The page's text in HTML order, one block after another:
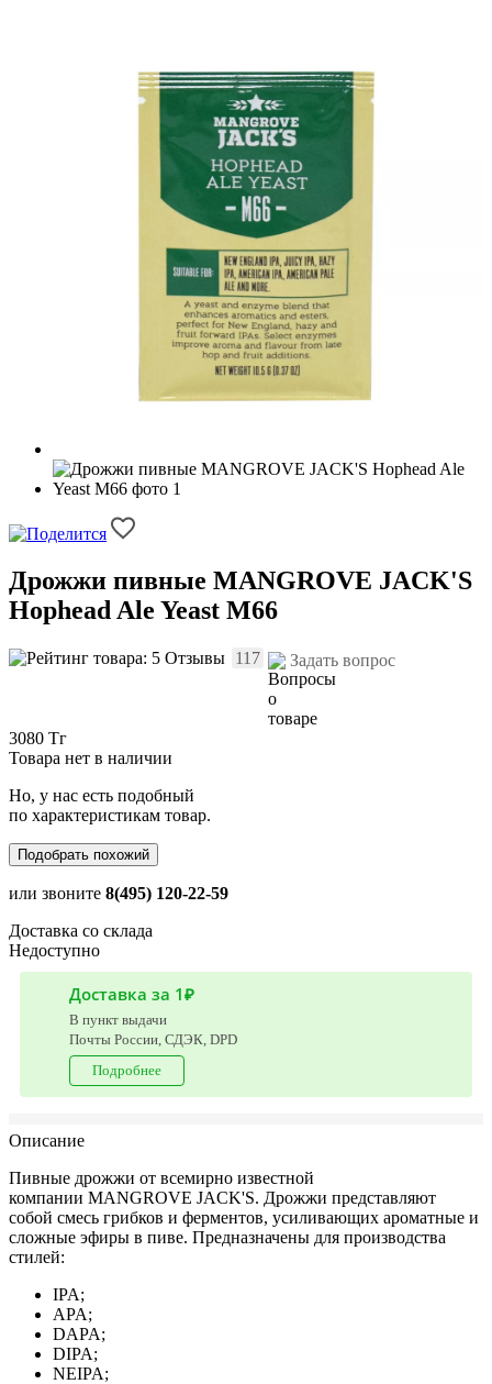
Дрожжи пивные MANGROVE JACK'S
Hophead Ale Yeast M66
Отзывы 117 Задать вопрос
3080 Тг
Товара нет в наличии
Но, у нас есть подобный
по характеристикам товар.
Подобрать похожий
или звоните 8(495) 120-22-59
Доставка со склада
Недоступно
Доставка за 1₽
В пункт выдачи
Почты России, СДЭК, DPD
Подробнее
Описание
Пивные дрожжи от всемирно известной
компании MANGROVE JACK'S. Дрожжи представляют
собой смесь грибков и ферментов, усиливающих ароматные и
сложные эфиры в пиве. Предназначены для производства
стилей:
IPA;
APA;
DAPA;
DIPA;
NEIPA;